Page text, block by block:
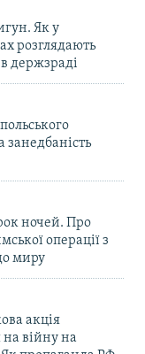
Як у
розглядають
держзраді
занедбаність
ночей. Про
операції з
миру
акція
на війну на